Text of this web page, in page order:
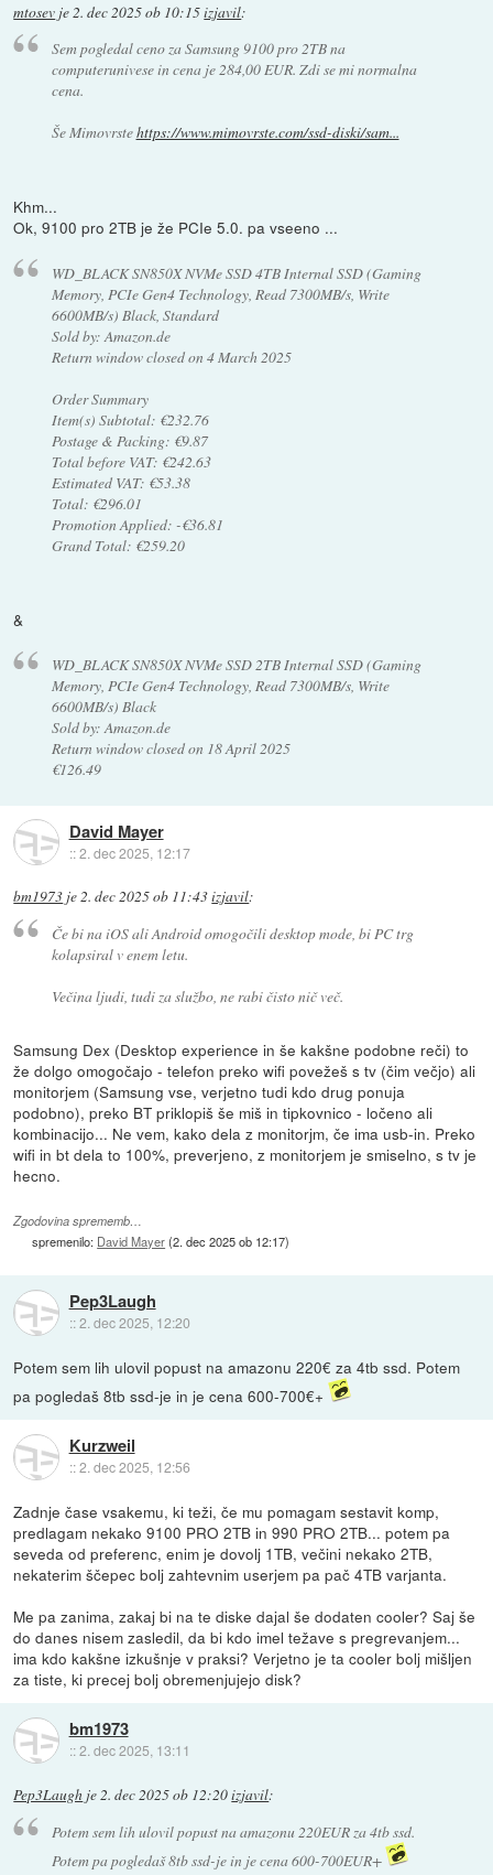
mtosev je 2. dec 2025 ob 10:15izjavil:
Sem pogledal ceno za Samsung 9100 pro 2TB na
computerunivese in cena je 284,00 EUR. Zdi se mi normalna
cena.
Še Mimovrstehttps://www.mimovrste.com/ssd-diski/sam...
Khm...
Ok, 9100 pro 2TB je že PCIe 5.0. pa vseeno ...
WD_BLACK SN850X NVMe SSD 4TB Internal SSD (Gaming
Memory, PCIe Gen4 Technology, Read 7300MB/s, Write
6600MB/s) Black, Standard
Sold by: Amazon.de
Return window closed on 4 March 2025
Order Summary
Item(s) Subtotal: €232.76
Postage & Packing: €9.87
Total before VAT: €242.63
Estimated VAT: €53.38
Total: €296.01
Promotion Applied: -€36.81
Grand Total: €259.20
&
WD_BLACK SN850X NVMe SSD 2TB Internal SSD (Gaming
Memory, PCIe Gen4 Technology, Read 7300MB/s, Write
6600MB/s) Black
Sold by: Amazon.de
Return window closed on 18 April 2025
€126.49
David Mayer
::2. dec 2025, 12:17
bm1973 je2. dec 2025 ob 11:43izjavil:
Če bi na iOS ali Android omogočili desktop mode, bi PC trg
kolapsiral v enem letu.
Večina ljudi, tudi za službo, ne rabi čisto nič več.
Samsung Dex (Desktop experience in še kakšne podobne reči) to
že dolgo omogočajo - telefon preko wifi povežeš s tv (čim večjo) ali
monitorjem (Samsung vse, verjetno tudi kdo drug ponuja
podobno), preko BT priklopiš še miš in tipkovnico - ločeno ali
kombinacijo... Ne vem, kako dela z monitorjm, če ima usb-in. Preko
wifi in bt dela to 100%, preverjeno, z monitorjem je smiselno, s tv je
hecno.
Zgodovina sprememb…
spremenilo: David Mayer(2. dec 2025 ob 12:17)
Pep3Laugh
::2. dec 2025, 12:20
Potem sem lih ulovil popust na amazonu 220€ za 4tb ssd. Potem
pa pogledaš 8tb ssd-je in je cena 600-700€+
Kurzweil
::2. dec 2025, 12:56
Zadnje čase vsakemu, ki teži, če mu pomagam sestavit komp,
predlagam nekako 9100 PRO 2TB in 990 PRO 2TB... potem pa
seveda od preferenc, enim je dovolj 1TB, večini nekako 2TB,
nekaterim ščepec bolj zahtevnim userjem pa pač 4TB varjanta.
Me pa zanima, zakaj bi na te diske dajal še dodaten cooler? Saj še
do danes nisem zasledil, da bi kdo imel težave s pregrevanjem...
ima kdo kakšne izkušnje v praksi? Verjetno je ta cooler bolj mišljen
za tiste, ki precej bolj obremenjujejo disk?
bm1973
::2. dec 2025, 13:11
Pep3Laugh je2. dec 2025 ob 12:20izjavil:
Potem sem lih ulovil popust na amazonu 220EUR za 4tb ssd.
Potem pa pogledaš 8tb ssd-je in je cena 600-700EUR+